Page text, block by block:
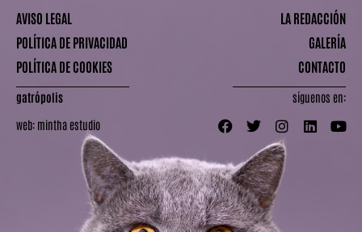
AVISO LEGAL
POLÍTICA DE PRIVACIDAD
POLÍTICA DE COOKIES
gatrópolis
web: mintha estudio
LA REDACCIÓN
GALERÍA
CONTACTO
síguenos en: